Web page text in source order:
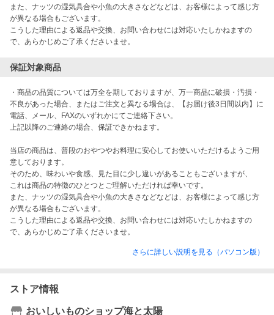
また、ナッツの湿気具合や小魚の大きさなどなどは、お客様によって感じ方
が異なる場合もございます。
こうした理由による返品や交換、お問い合わせには対応いたしかねますの
で、あらかじめご了承くださいませ。
保証対象商品
・商品の品質については万全を期しておりますが、万一商品に破損・汚損・
不良があった場合、またはご注文と異なる場合は、【お届け後3日間以内】に
電話、メール、FAXのいずれかにてご連絡下さい。
上記以降のご連絡の場合、保証できかねます。
当店の商品は、普段のおやつやお料理に安心してお使いいただけるようご用
意しております。
そのため、味わいや食感、見た目に少し違いがあることもございますが、
これは商品の特徴のひとつとご理解いただければ幸いです。
また、ナッツの湿気具合や小魚の大きさなどなどは、お客様によって感じ方
が異なる場合もございます。
こうした理由による返品や交換、お問い合わせには対応いたしかねますの
で、あらかじめご了承くださいませ。
さらに詳しい説明を見る（パソコン版）
ストア情報
おいしいものショップ海と太陽